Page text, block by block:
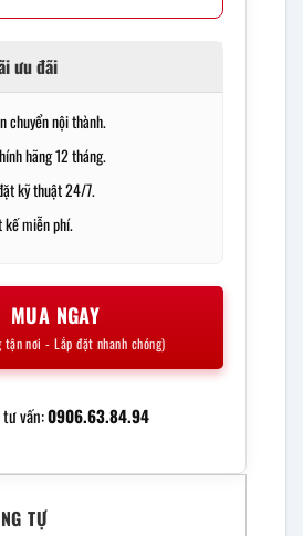
ưu đãi
chuyển nội thành.
hãng 12 tháng.
kỹ thuật 24/7.
kế miễn phí.
MUA NGAY
tận nơi - Lắp đặt nhanh chóng)
vấn:0906.63.84.94
TỰ